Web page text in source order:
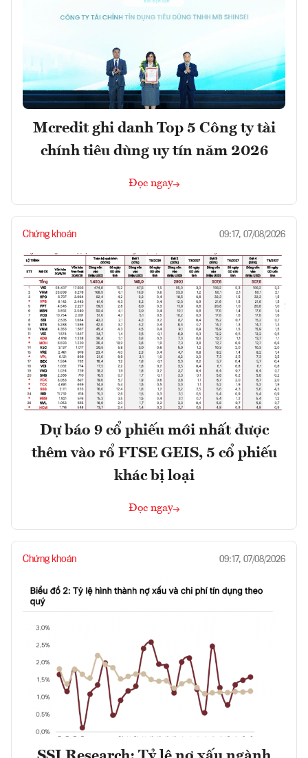
Mcredit ghi danh Top 5 Công ty tài
chính tiêu dùng uy tín năm 2026
Đọc ngay
Chứng khoán 09:17, 07/08/2026
Dự báo 9 cổ phiếu mới nhất được
thêm vào rổ FTSE GEIS, 5 cổ phiếu
khác bị loại
Đọc ngay
Chứng khoán 09:17, 07/08/2026